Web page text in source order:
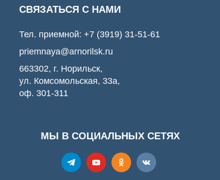
СВЯЗАТЬСЯ С НАМИ
Тел. приемной: +7 (3919) 31-51-61
priemnaya@arnorilsk.ru
663302, г. Норильск,
ул. Комсомольская, 33а,
оф. 301-311
МЫ В СОЦИАЛЬНЫХ СЕТЯХ